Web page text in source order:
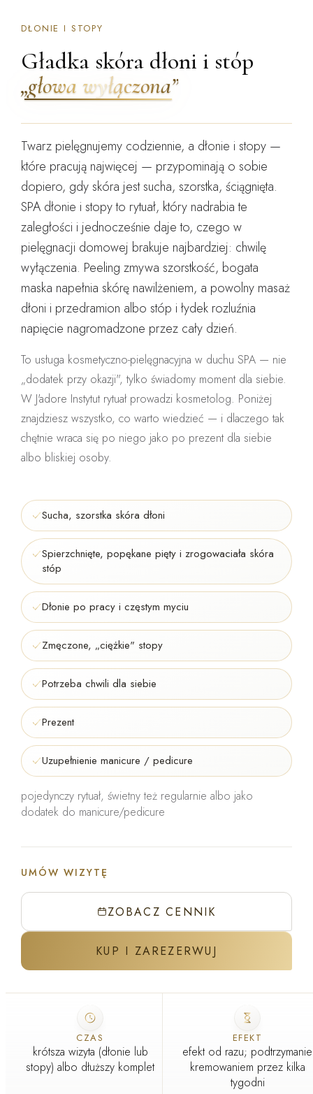
ZABIEG W GABINECIE J'ADORE
DŁONIE I STOPY
Gładka skóra dłoni i stóp
„głowa wyłączona”
Twarz pielęgnujemy codziennie, a dłonie i stopy —
które pracują najwięcej — przypominają o sobie
dopiero, gdy skóra jest sucha, szorstka, ściągnięta.
SPA dłonie i stopyto rytuał, który nadrabia te
zaległości i jednocześnie daje to, czego w
pielęgnacji domowej brakuje najbardziej: chwilę
wyłączenia. Peeling zmywa szorstkość, bogata
maska napełnia skórę nawilżeniem, a powolny masaż
dłoni i przedramion albo stóp i łydek rozluźnia
napięcie nagromadzone przez cały dzień.
To usługa kosmetyczno-pielęgnacyjna w duchu SPA — nie
„dodatek przy okazji", tylko świadomy moment dla siebie.
W J'adore Instytut rytuał prowadzi kosmetolog. Poniżej
znajdziesz wszystko, co warto wiedzieć — i dlaczego tak
chętnie wraca się po niego jako po prezent dla siebie
albo bliskiej osoby.
Sucha, szorstka skóra dłoni
Spierzchnięte, popękane pięty i zrogowaciała skóra
stóp
Dłonie po pracy i częstym myciu
Zmęczone, „ciężkie" stopy
Potrzeba chwili dla siebie
Prezent
Uzupełnienie manicure / pedicure
pojedynczy rytuał, świetny też regularnie albo jako
dodatek do manicure/pedicure
UMÓW WIZYTĘ
ZOBACZ CENNIK
KUP I ZAREZERWUJ
CZAS
krótsza wizyta (dłonie lub
stopy) albo dłuższy komplet
EFEKT
efekt od razu; podtrzymanie
kremowaniem przez kilka
tygodni